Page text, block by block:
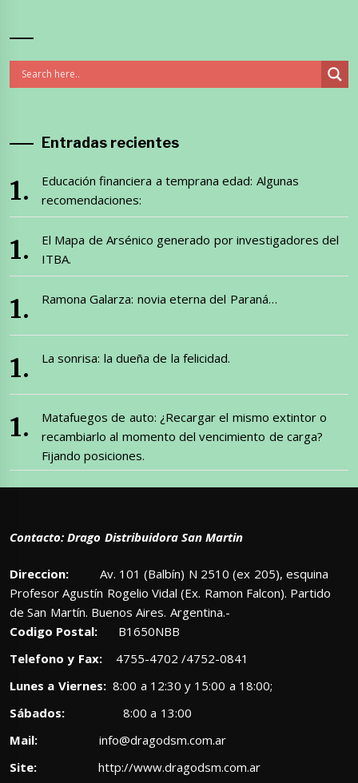
Entradas recientes
Educación financiera a temprana edad: Algunas
recomendaciones:
El Mapa de Arsénico generado por investigadores del
ITBA.
Ramona Galarza: novia eterna del Paraná…
La sonrisa: la dueña de la felicidad.
Matafuegos de auto: ¿Recargar el mismo extintor o
recambiarlo al momento del vencimiento de carga?
Fijando posiciones.
Contacto: Drago Distribuidora San Martin
Direccion: Av. 101 (Balbín) N 2510 (ex 205), esquina
Profesor Agustín Rogelio Vidal (Ex. Ramon Falcon). Partido
de San Martín. Buenos Aires. Argentina.-
Codigo Postal: B1650NBB
Telefono y Fax:4755-4702 /4752-0841
Lunes a Viernes:8:00 a 12:30 y 15:00 a 18:00;
Sábados: 8:00 a 13:00
Mail:
info@dragodsm.com.ar
Site:
http://www.dragodsm.com.ar